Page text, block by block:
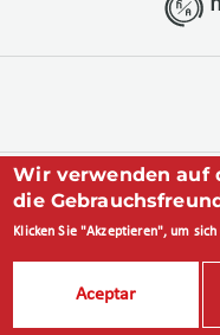
+49 234 893 570
Wir verwenden auf
die
Klicken Sie "Akzeptieren", um
Aceptar